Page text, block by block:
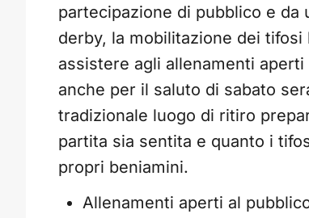
partecipazione di pubblico e da
derby, la mobilitazione dei
assistere agli allenamenti aperti
anche per il saluto di sabato
tradizionale luogo di ritiro
partita sia sentita e quanto i
propri beniamini.
Allenamenti aperti al